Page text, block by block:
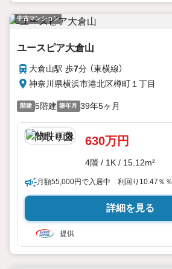
中古マンション
ユースピア大倉山
大倉山駅 歩7分 （東横線）
神奈川県横浜市港北区樽町１丁目
階建 5階建 築年月 39年5ヶ月
630万円
4階 / 1K / 15.12m²
月額55,000円で入居中 利回り10.47％％
詳細を見る
提供